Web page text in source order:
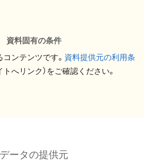
資料固有の条件
ンテンツです。 資料提供元の利用条
トへリンク）をご確認ください。
データの提供元